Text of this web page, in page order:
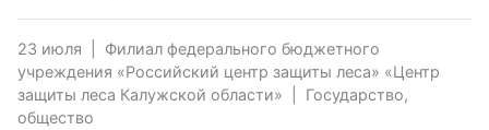
23 июля
Филиал федерального бюджетного
учреждения «Российский центр защиты леса» «Центр
защиты леса Калужской области»
Государство,
общество